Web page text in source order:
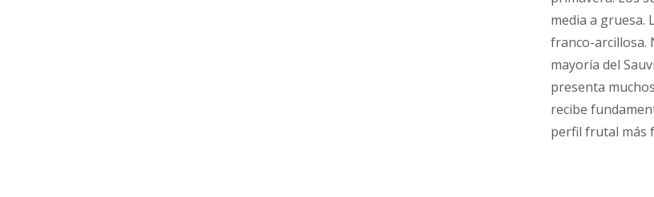
media a gruesa.
franco-arcillosa.
mayoría del
presenta
recibe
perfil frutal más